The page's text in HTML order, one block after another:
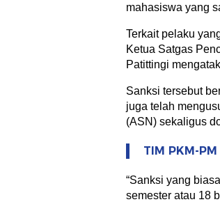
mahasiswa yang
Terkait pelaku
Ketua Satgas
Patittingi
Sanksi tersebut
juga telah
(ASN) sekaligus
TIM PKM-
“Sanksi yang
semester atau 18